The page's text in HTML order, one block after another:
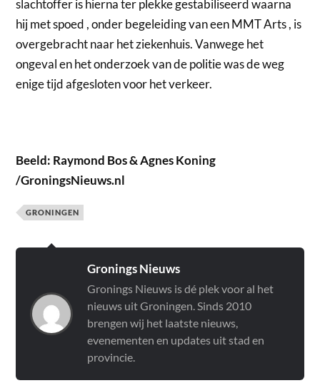
slachtoffer is hierna ter plekke gestabiliseerd waarna
hij met spoed , onder begeleiding van een MMT Arts , is
overgebracht naar het ziekenhuis. Vanwege het
ongeval en het onderzoek van de politie was de weg
enige tijd afgesloten voor het verkeer.
Beeld: Raymond Bos & Agnes Koning
/GroningsNieuws.nl
GRONINGEN
Gronings Nieuws
Gronings Nieuws is dé plek voor al het
nieuws uit Groningen. Sinds 2010
brengen wij het laatste nieuws,
evenementen en updates uit stad en
provincie.